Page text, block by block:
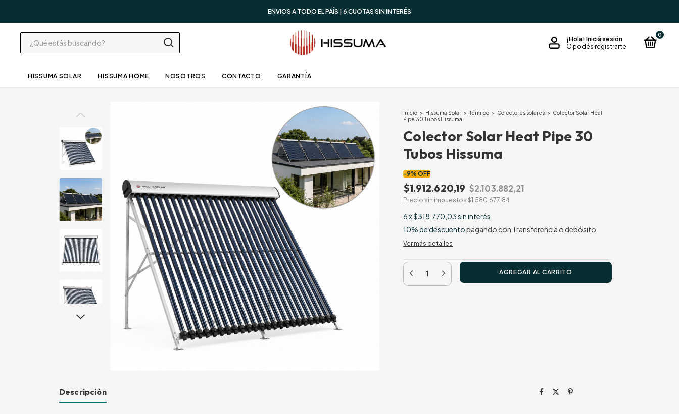
ENVIOS A TODO EL PAÍS | 6 CUOTAS SIN INTERÉS
¡Hola! Iniciá sesión
O podés registrarte
0
HISSUMA SOLAR HISSUMA HOME NOSOTROS CONTACTO GARANTÍA
Inicio > Hissuma Solar > Térmico > Colectores solares > Colector Solar Heat
Pipe 30 Tubos Hissuma
Colector Solar Heat Pipe 30
Tubos Hissuma
-9% OFF
$1.912.620,19 $2.103.882,21
Precio sin impuestos $1.580.677,84
6x$318.770,03sin interés
10% de descuentopagando con Transferencia o depósito
Ver más detalles
Descripción